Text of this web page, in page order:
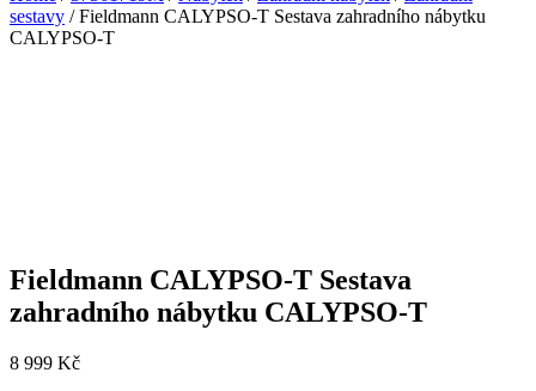
sestavy / Fieldmann CALYPSO-T Sestava zahradního nábytku
CALYPSO-T
Fieldmann CALYPSO-T Sestava
zahradního nábytku CALYPSO-T
8 999 Kč